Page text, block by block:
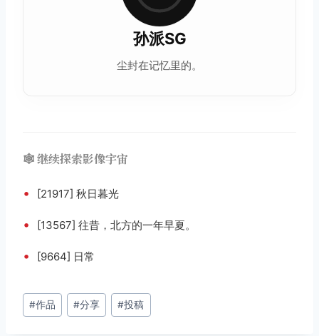
孙派SG
尘封在记忆里的。
🕸️ 继续探索影像宇宙
• [21917] 秋日暮光
• [13567] 往昔，北方的一年早夏。
• [9664] 日常
文
章
#作品 #分享 #投稿